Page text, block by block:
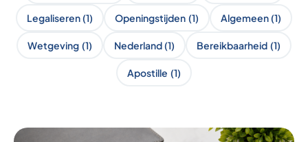
Legaliseren(1) Openingstijden (1) Algemeen(1)
Wetgeving (1) Nederland(1) Bereikbaarheid (1)
Apostille (1)